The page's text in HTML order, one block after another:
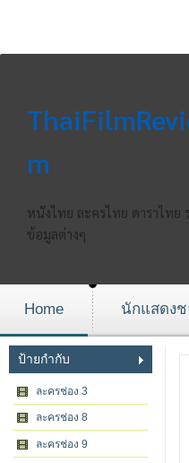
m
หนังไทย ละครไทย ดาราไทย
ข้อมูลต่างๆ
Home นักแสดงช
ป้ายกำกับ
ละครช่อง 3
ละครช่อง 8
ละครช่อง 9